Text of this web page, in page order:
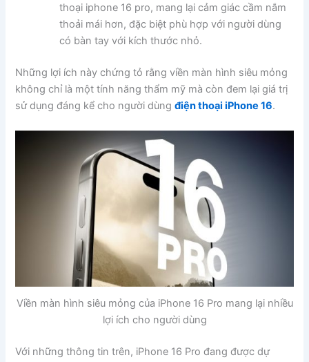
thoại iphone 16 pro, mang lại cảm giác cầm nắm
thoải mái hơn, đặc biệt phù hợp với người dùng
có bàn tay với kích thước nhỏ.
Những lợi ích này chứng tỏ rằng viền màn hình siêu mỏng
không chỉ là một tính năng thẩm mỹ mà còn đem lại giá trị
sử dụng đáng kể cho người dùngđiện thoại iPhone 16.
Viền màn hình siêu mỏng của iPhone 16 Pro mang lại nhiều
lợi ích cho người dùng
Với những thông tin trên, iPhone 16 Pro đang được dự